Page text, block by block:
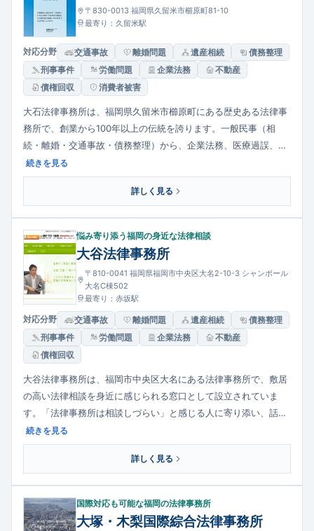
〒830-0013 福岡県久留米市櫛原町81-10
最寄り：久留米駅
対応分野 交通事故 離婚問題 遺産相続
債務整理
刑事事件
労働問題 企業法務
不動産
債権回収
消費者被害
大石法律事務所は、福岡県久留米市櫛原町にある歴史ある法律事
務所で、創業から100年以上の伝統を誇ります。一般民事（相
続・離婚・交通事故・債務整理）から、企業法務、医療過誤、破
産・再生、労働問題、刑事事件まで幅広い分野に対応していま
す。相談料は30分ごとに設定され、着手金・報酬金は経済的利益
に応じて割合で算定される仕組みです。地域に根ざしたきめ細か
続きを見る
詳しく見る
悩み寄り添う福岡の身近な法律相談
大谷法律事務所
〒810-0041 福岡県福岡市中央区大名2-10-3 シャンボール
大名C棟502
最寄り：赤坂駅
対応分野 交通事故 離婚問題 遺産相続
債務整理
刑事事件
労働問題 企業法務
不動産
債権回収
大谷法律事務所は、福岡市中央区大名にある法律事務所で、敷居
の高い法律相談を身近に感じられる窓口として設立されていま
す。「法律事務所は相談しづらい」と感じる人に寄り添い、話を
じっくり聞いて解決策を探る姿勢を大切にしています。家族・離
婚・相続などの家事事件から、日常生活のトラブル、債務整理・
交通事故・労働問題・刑事事件まで幅広く対応し、福岡だけでな
続きを見る
詳しく見る
国際対応も可能な福岡の法律事務所
大塚・木梨国際綜合法律事務所